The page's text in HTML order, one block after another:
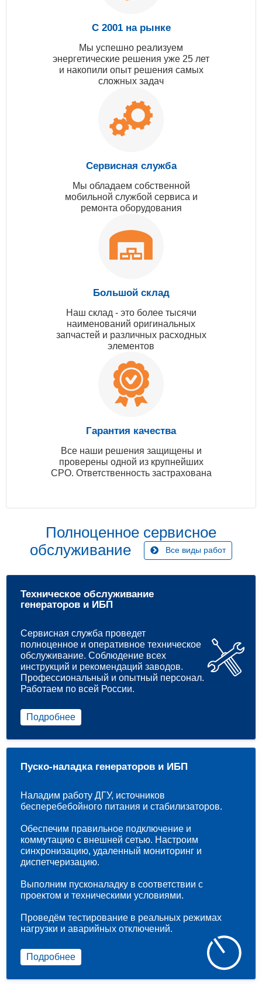
С 2001 на рынке
Мы успешно реализуем
энергетические решения уже 25 лет
и накопили опыт решения самых
сложных задач
Сервисная служба
Мы обладаем собственной
мобильной службой сервиса и
ремонта оборудования
Большой склад
Наш склад - это более тысячи
наименований оригинальных
запчастей и различных расходных
элементов
Гарантия качества
Все наши решения защищены и
проверены одной из крупнейших
СРО. Ответственность застрахована
Полноценное сервисное
обслуживание
Все виды работ
Техническое обслуживание
генераторов и ИБП
Сервисная служба проведет
полноценное и оперативное техническое
обслуживание. Соблюдение всех
инструкций и рекомендаций заводов.
Профессиональный и опытный персонал.
Работаем по всей России.
Подробнее
Пуско-наладка генераторов и ИБП
Наладим работу ДГУ, источников
бесперебебойного питания и стабилизаторов.
Обеспечим правильное подключение и
коммутацию с внешней сетью. Настроим
синхронизацию, удаленный мониторинг и
диспетчеризацию.
Выполним пусконаладку в соответствии с
проектом и техническими условиями.
Проведём тестирование в реальных режимах
нагрузки и аварийных отключений.
Подробнее